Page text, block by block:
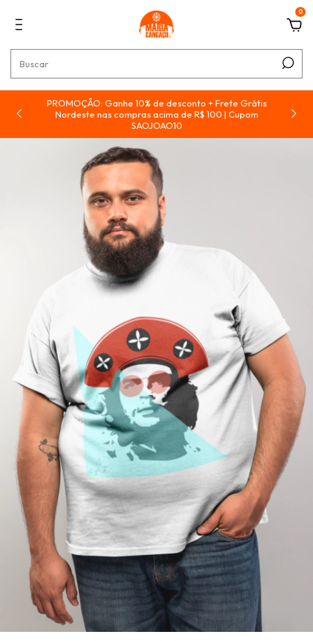
0
PROMOÇÂO: Ganhe 10% de desconto + Frete Grátis
Nordeste nas compras acima de R$ 100 | Cupom
SAOJOAO10